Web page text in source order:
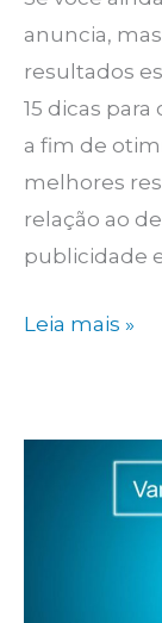
anuncia,
resultados
15 dicas
a fim de
melhores
relação ao
publicidade
15
Leia mais »